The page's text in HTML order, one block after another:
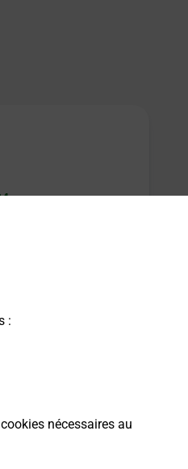
:
nécessaires au